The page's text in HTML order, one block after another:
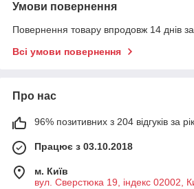
Умови повернення
Повернення товару впродовж 14 днів
Всі умови повернення
Про нас
96% позитивних з 204 відгуків за рік
Працює з 03.10.2018
м. Київ
вул. Сверстюка 19, індекс 02002,